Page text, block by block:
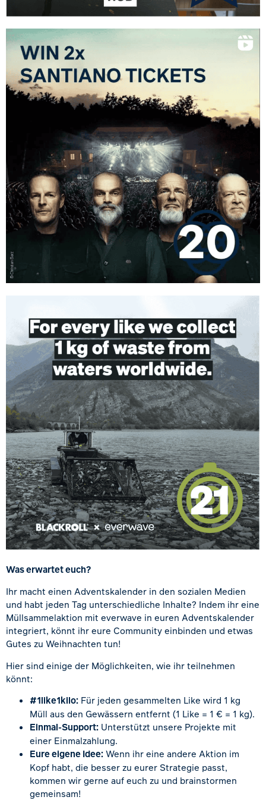
Was erwartet euch?
Ihr macht einen Adventskalender in den sozialen Medien
und habt jeden Tag unterschiedliche Inhalte? Indem ihr eine
Müllsammelaktion mit everwave in euren Adventskalender
integriert, könnt ihr eure Community einbinden und etwas
Gutes zu Weihnachten tun!
Hier sind einige der Möglichkeiten, wie ihr teilnehmen
könnt:
#1like1kilo: Für jeden gesammelten Like wird 1 kg
Müll aus den Gewässern entfernt (1 Like = 1 € = 1 kg).
Einmal-Support: Unterstützt unsere Projekte mit
einer Einmalzahlung.
Eure eigene Idee: Wenn ihr eine andere Aktion im
Kopf habt, die besser zu eurer Strategie passt,
kommen wir gerne auf euch zu und brainstormen
gemeinsam!